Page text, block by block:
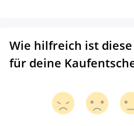
Wie hilfreich ist diese
für deine